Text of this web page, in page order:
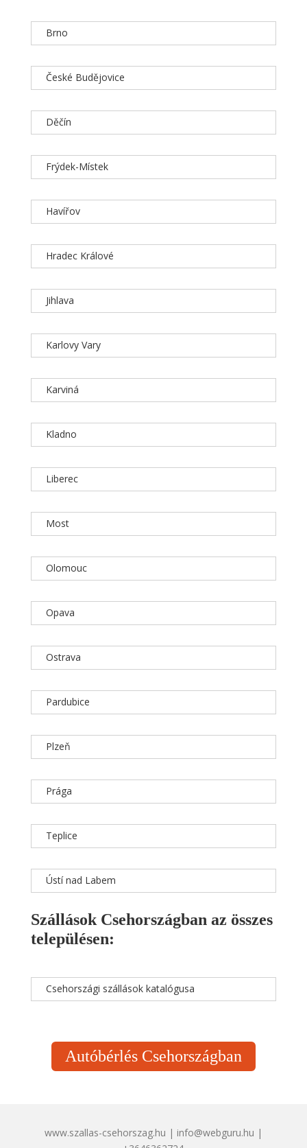
Brno
České Budějovice
Děčín
Frýdek-Místek
Havířov
Hradec Králové
Jihlava
Karlovy Vary
Karviná
Kladno
Liberec
Most
Olomouc
Opava
Ostrava
Pardubice
Plzeň
Prága
Teplice
Ústí nad Labem
Szállások Csehországban az összes
településen:
Csehországi szállások katalógusa
Autóbérlés Csehországban
www.szallas-csehorszag.hu | info@webguru.hu |